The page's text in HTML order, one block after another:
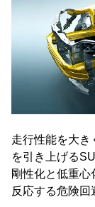
走行性能を大き
を引き上げる
剛性化と低重心
反応する危険回